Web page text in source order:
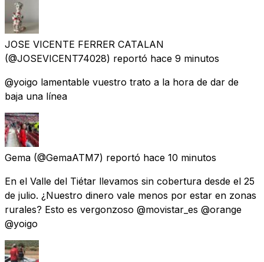
JOSE VICENTE FERRER CATALAN
(@JOSEVICENT74028) reportó hace 9 minutos
@yoigo lamentable vuestro trato a la hora de dar de
baja una línea
Gema (@GemaATM7) reportó hace 10 minutos
En el Valle del Tiétar llevamos sin cobertura desde el 25
de julio. ¿Nuestro dinero vale menos por estar en zonas
rurales? Esto es vergonzoso @movistar_es @orange
@yoigo